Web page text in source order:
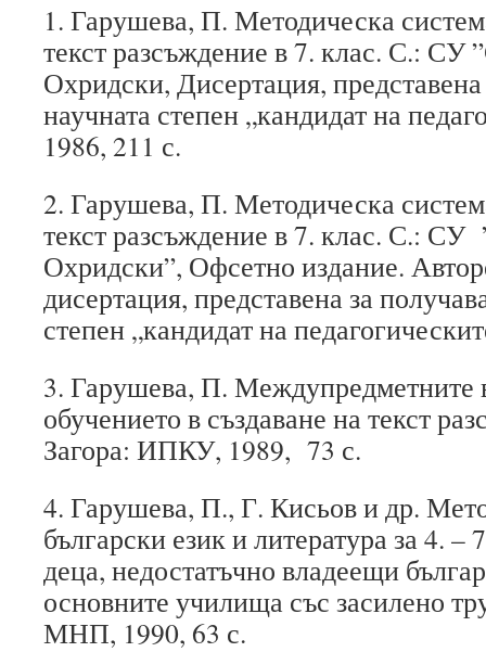
1. Гарушева, П. Методическа
текст разсъждение в 7. клас. С.: СУ
Охридски, Дисертация,
научната степен „кандидат на
1986, 211 с.
2. Гарушева, П. Методическа
текст разсъждение в 7. клас. С.:
Охридски”, Офсетно издание.
дисертация, представена за
степен „кандидат на
3. Гарушева, П. Междупредметните
обучението в създаване на текст
Загора: ИПКУ, 1989, 73 с.
4. Гарушева, П., Г. Кисьов и др.
български език и литература за 4. –
деца, недостатъчно владеещи
основните училища със засилено
МНП, 1990, 63 с.